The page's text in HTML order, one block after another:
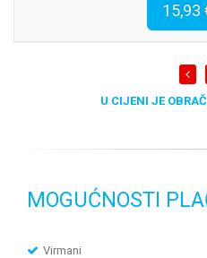
15,93
U CIJENI JE
MOGUĆNOSTI
Virmani